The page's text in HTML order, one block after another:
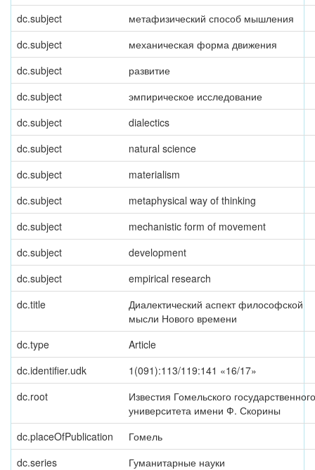
dc.subject
метафизический способ мышления
dc.subject
механическая форма движения
dc.subject
развитие
dc.subject
эмпирическое исследование
dc.subject
dialectics
dc.subject
natural science
dc.subject
materialism
dc.subject
metaphysical way of thinking
dc.subject
mechanistic form of movement
dc.subject
development
dc.subject
empirical research
dc.title
Диалектический аспект философской
мысли Нового времени
dc.type
Article
dc.identifier.udk
1(091):113/119:141 «16/17»
dc.root
Известия Гомельского государственного
университета имени Ф. Скорины
dc.placeOfPublication
Гомель
dc.series
Гуманитарные науки